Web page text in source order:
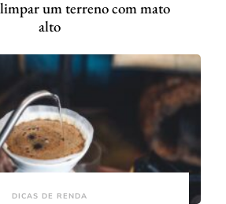
um terreno com mato
alto
DICAS DE RENDA